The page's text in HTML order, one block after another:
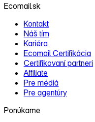
Ecomail.sk
Kontakt
Náš tím
Kariéra
Ecomail Certifikácia
Certifikovaní partneri
Affiliate
Pre médiá
Pre agentúry
Ponúkame